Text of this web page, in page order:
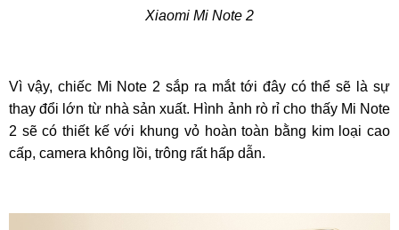
Xiaomi Mi Note 2
Vì vậy, chiếc Mi Note 2 sắp ra mắt tới đây có thể sẽ là sự
thay đổi lớn từ nhà sản xuất. Hình ảnh rò rỉ cho thấy Mi Note
2 sẽ có thiết kế với khung vỏ hoàn toàn bằng kim loại cao
cấp, camera không lồi, trông rất hấp dẫn.